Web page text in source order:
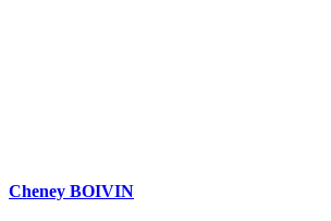
Cheney BOIVIN